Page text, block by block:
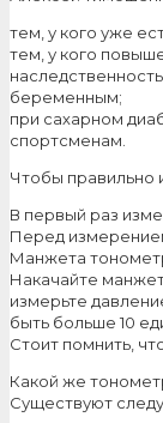
тем, у кого уже
тем, у кого
беременным;
при сахарном
спортсменам.
Чтобы правильно
В первый раз
Перед
Манжета
Накачайте
измерьте
быть больше 10
Стоит помнить,
Какой же
Существуют